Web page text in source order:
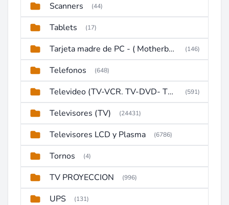
Scanners (44)
Tablets (17)
Tarjeta madre de PC - ( Motherboard ) (146)
Telefonos (648)
Televideo (TV-VCR. TV-DVD- TV-DVD-VCR) (591)
Televisores (TV) (24431)
Televisores LCD y Plasma (6786)
Tornos (4)
TV PROYECCION (996)
UPS (131)